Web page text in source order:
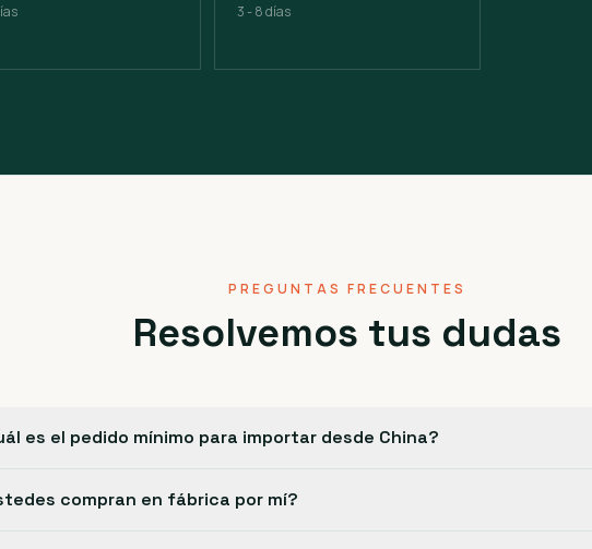
3 - 8 días
PREGUNTAS FRECUENTES
Resolvemos tus dudas
es el pedido mínimo para importar desde China?
compran en fábrica por mí?